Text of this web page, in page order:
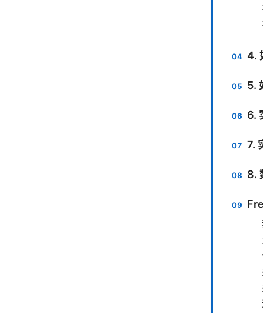
4.
5.
6.
7.
8.